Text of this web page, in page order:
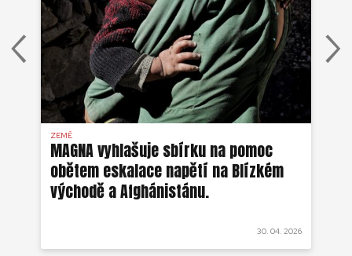
ZEMĚ
MAGNA vyhlašuje sbírku na pomoc
obětem eskalace napětí na Blízkém
východě a Afghánistánu.
30. 04. 2026